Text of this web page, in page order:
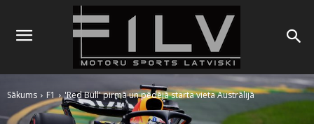
Sākums F1 'Red Bull' pirmā un pēdējā starta vieta Austrālijā